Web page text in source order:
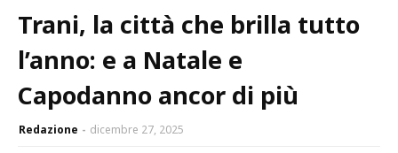
Trani, la città che brilla tutto
l’anno: e a Natale e
Capodanno ancor di più
Redazione dicembre 27, 2025